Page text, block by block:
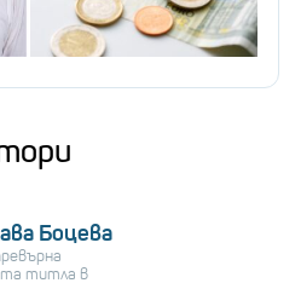
Боцева
титла в